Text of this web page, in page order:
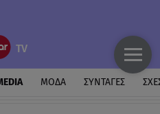
ΜΟΔΑ ΣΥΝΤΑΓΕΣ